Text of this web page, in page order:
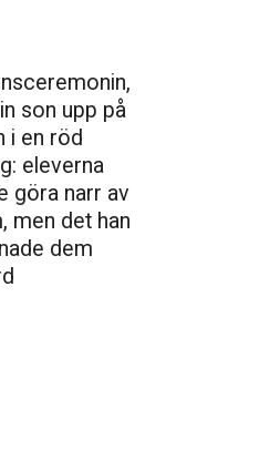
son upp på
i en röd
eleverna
göra narr av
men det han
dem